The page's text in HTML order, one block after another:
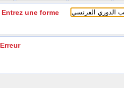
Entrez une forme
Erreur